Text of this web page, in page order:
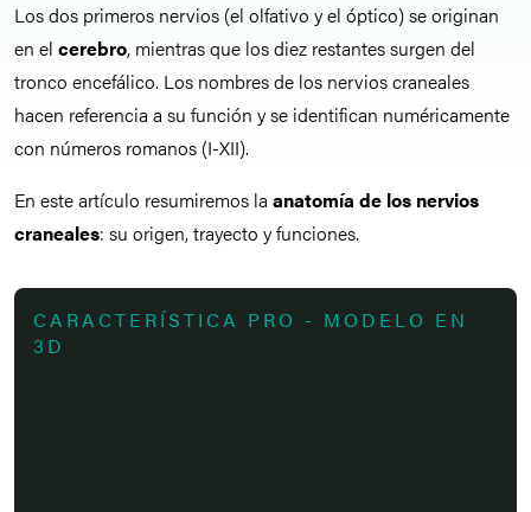
Los dos primeros nervios (el olfativo y el óptico) se originan
en el cerebro, mientras que los diez restantes surgen del
tronco encefálico. Los nombres de los nervios craneales
hacen referencia a su función y se identifican numéricamente
con números romanos (I-XII).
En este artículo resumiremos la anatomía de los nervios
craneales: su origen, trayecto y funciones.
CARACTERÍSTICA PRO - MODELO EN
3D